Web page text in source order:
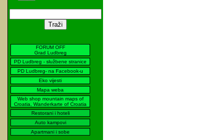
FORUM OFF
Grad Ludbreg
PD Ludbreg - službene stranice
PD Ludbreg- na Facebook-u
Eko vijesti
Mapa weba
Web shop mountain maps of
Croatia, Wanderkarte of Croatia
Restorani i hoteli
Auto kampovi
Apartmani i sobe